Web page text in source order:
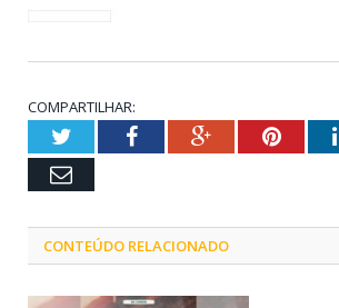
COMPARTILHAR:
TwitterFacebookGoogle+
Email
CONTEÚDO RELACIONADO